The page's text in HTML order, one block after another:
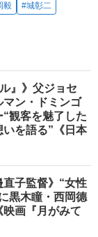
毅
#城彰二
』》父ジョセ
マン・ドミンゴ
観客を魅了した
を語る”《日本
直子監督》“女性
黒木瞳・西岡德
画『月がみて